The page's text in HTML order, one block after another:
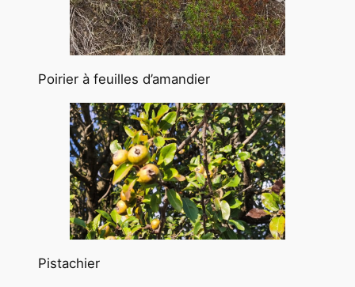
Poirier à feuilles d’amandier
Pistachier